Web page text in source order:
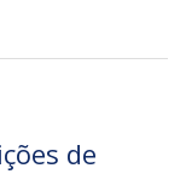
de